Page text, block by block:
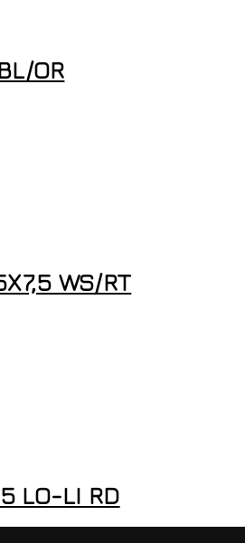
OR
WS/RT
LO-LI RD